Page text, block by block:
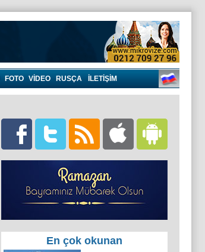
FOTO VIDEO RUSÇA İLETİŞİM
En çok okunan